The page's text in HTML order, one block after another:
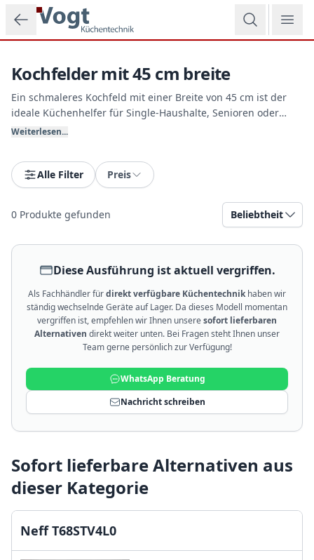
Zum Hauptinhalt springen
Kochfelder mit 45 cm breite
Ein schmaleres Kochfeld mit einer Breite von 45 cm ist der
ideale Küchenhelfer für Single-Haushalte, Senioren oder
kompakte Küchenzeilen. Trotz des schmalen Formats bieten
Induktionszonen und hocheffiziente Leistungsstufen bei Vogt
Küchentechnik.
Weiterlesen...
Alle Filter Preis
0 Produkte gefunden Beliebtheit
Diese Ausführung ist aktuell vergriffen.
Als Fachhändler fürdirekt verfügbare Küchentechnikhaben wir
ständig wechselnde Geräte auf Lager. Da dieses Modell momentan
vergriffen ist, empfehlen wir Ihnen unseresofort lieferbaren
Alternativen direkt weiter unten. Bei Fragen steht Ihnen unser
Team gerne persönlich zur Verfügung!
WhatsApp Beratung
Nachricht schreiben
Sofort lieferbare Alternativen aus
dieser Kategorie
Neff T68STV4L0